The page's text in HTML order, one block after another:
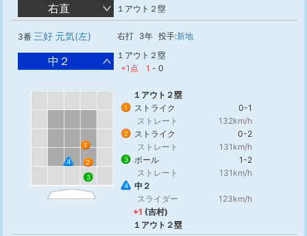
右直 １アウト２塁
3番 三好 元気(左) 右打 3年 投手:新地
中２
１アウト２塁
+1点
1 - 0
1
2
3
4
１アウト２塁
1 ストライク
0-1
ストレート
132km/h
2 ストライク
0-2
ストレート
131km/h
3 ボール
1-2
ストレート
131km/h
4
中２
スライダー
123km/h
+1 (吉村)
１アウト２塁